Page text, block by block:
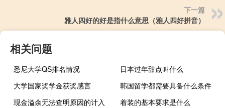
下一篇
雅人四好的好是指什么意思（雅人四好拼音）
相关问题
悉尼大学QS排名情况
日本过年甜点叫什么
大学国家奖学金获奖感言
韩国留学都需要具备什么条件
现金溢余无法查明原因的计入
着装的基本要求是什么